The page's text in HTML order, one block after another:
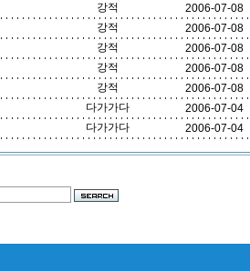
강적 2006-07-08
강적 2006-07-08
강적 2006-07-08
강적 2006-07-08
강적 2006-07-08
다가가다 2006-07-04
다가가다 2006-07-04